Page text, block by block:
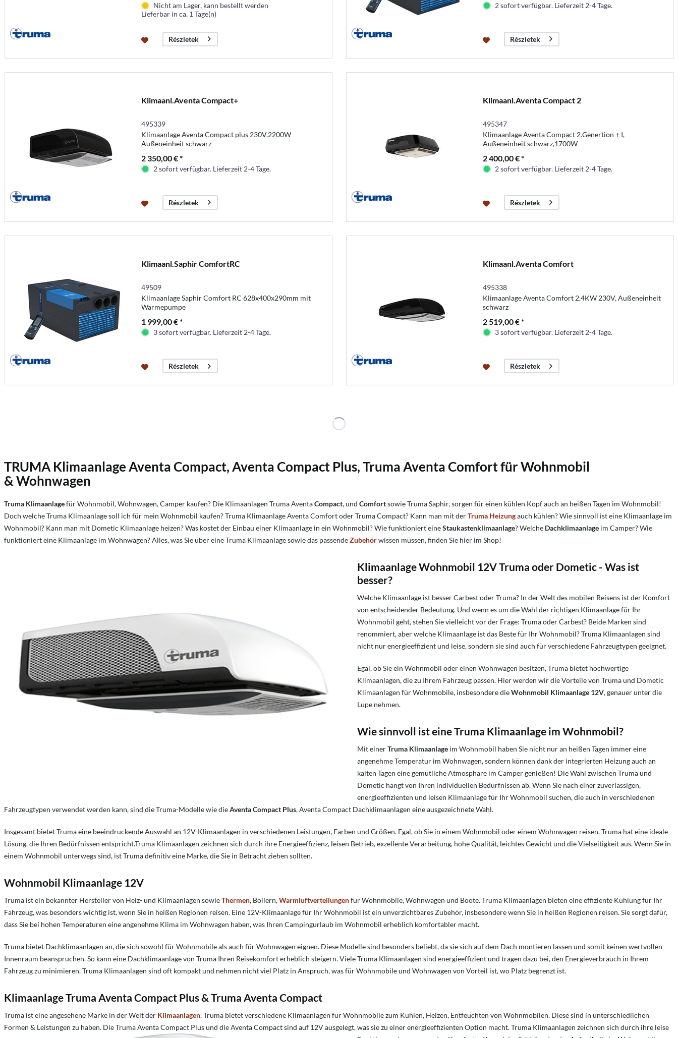
Nicht am Lager, kann bestellt werden
Lieferbar in ca. 1 Tage(n)
Részletek
2 sofort verfügbar. Lieferzeit 2-4 Tage.
Részletek
Klimaanl.Aventa Compact+
495339
Klimaanlage Aventa Compact plus 230V,2200W
Außeneinheit schwarz
2 350,00 € *
2 sofort verfügbar. Lieferzeit 2-4 Tage.
Részletek
Klimaanl.Aventa Compact 2
495347
Klimaanlage Aventa Compact 2.Genertion + I,
Außeneinheit schwarz,1700W
2 400,00 € *
2 sofort verfügbar. Lieferzeit 2-4 Tage.
Részletek
Klimaanl.Saphir ComfortRC
49509
Klimaanlage Saphir Comfort RC 628x400x290mm mit
Wärmepumpe
1 999,00 € *
3 sofort verfügbar. Lieferzeit 2-4 Tage.
Részletek
Klimaanl.Aventa Comfort
495338
Klimaanlage Aventa Comfort 2,4KW 230V, Außeneinheit
schwarz
2 519,00 € *
3 sofort verfügbar. Lieferzeit 2-4 Tage.
Részletek
TRUMA Klimaanlage AventaCompact, Aventa Compact Plus, Truma Aventa Comfortfür Wohnmobil
&Wohnwagen
Truma Klimaanlagefür Wohnmobil, Wohnwagen, Camper kaufen? Die Klimaanlagen Truma AventaCompact, und Comfortsowie Truma Saphir, sorgen für einen kühlen Kopf auch an heißen Tagen im Wohnmobil!
Doch welche Truma Klimaanlage soll ich für mein Wohnmobil kaufen? Truma Klimaanlage Aventa Comfort oder Truma Compact? Kann man mit derTruma Heizungauch kühlen?Wie sinnvoll ist eine Klimaanlage im
Wohnmobil? Kann man mit Dometic Klimaanlage heizen?Was kostet der Einbau einer Klimaanlage in ein Wohnmobil? Wie funktioniert eineStaukastenklimaanlage? Welche Dachklimaanlage im Camper? Wie
funktioniert eine Klimaanlage im Wohnwagen? Alles, was Sie über eine Truma Klimaanlage sowie das passendeZubehörwissen müssen, finden Sie hier im Shop!
Klimaanlage Wohnmobil 12V Truma oder Dometic - Was ist
besser?
Welche Klimaanlage ist besser Carbest oder Truma? In der Welt des mobilen Reisens ist der Komfort
von entscheidender Bedeutung. Und wenn es um die Wahl der richtigen Klimaanlage für Ihr
Wohnmobil geht, stehen Sie vielleicht vor der Frage: Truma oder Carbest? Beide Marken sind
renommiert, aber welche Klimaanlage ist das Beste für Ihr Wohnmobil? Truma Klimaanlagen sind
nicht nur energieeffizient und leise, sondern sie sind auch für verschiedene Fahrzeugtypen geeignet.
Egal, ob Sie ein Wohnmobil oder einen Wohnwagen besitzen, Truma bietet hochwertige
Klimaanlagen, die zu Ihrem Fahrzeug passen. Hier werden wir die Vorteile von Truma und Dometic
Klimaanlagen für Wohnmobile, insbesondere dieWohnmobil Klimaanlage 12V, genauer unter die
Lupe nehmen.
Wie sinnvoll ist eine Truma Klimaanlage im Wohnmobil?
Mit einerTruma Klimaanlage im Wohnmobil haben Sie nicht nur an heißen Tagen immer eine
angenehme Temperatur im Wohnwagen, sondern können dank der integrierten Heizung auch an
kalten Tagen eine gemütliche Atmosphäre im Camper genießen! Die Wahl zwischen Truma und
Dometic hängt von Ihren individuellen Bedürfnissen ab. Wenn Sie nach einer zuverlässigen,
energieeffizienten und leisen Klimaanlage für Ihr Wohnmobil suchen, die auch in verschiedenen
Fahrzeugtypen verwendet werden kann, sind die Truma-Modelle wie dieAventaCompact Plus, Aventa Compact Dachklimaanlagen eine ausgezeichnete Wahl.
Insgesamt bietet Truma eine beeindruckende Auswahl an 12V-Klimaanlagen in verschiedenen Leistungen, Farben und Größen. Egal, ob Sie in einem Wohnmobil oder einem Wohnwagen reisen, Truma hat eine ideale
Lösung, die Ihren Bedürfnissen entspricht.Truma Klimaanlagen zeichnen sich durch ihre Energieeffizienz, leisen Betrieb, exzellente Verarbeitung, hohe Qualität, leichtes Gewicht und die Vielseitigkeit aus. Wenn Sie in
einem Wohnmobil unterwegs sind, ist Truma definitiv eine Marke, die Sie in Betracht ziehen sollten.
Wohnmobil Klimaanlage 12V
Truma ist ein bekannter Hersteller von Heiz- und Klimaanlagen sowieThermen, Boilern,Warmluftverteilungenfür Wohnmobile, Wohnwagen und Boote. Truma Klimaanlagen bieten eine effiziente Kühlung für Ihr
Fahrzeug, was besonders wichtig ist, wenn Sie in heißen Regionen reisen. Eine 12V-Klimaanlage für Ihr Wohnmobil ist ein unverzichtbares Zubehör, insbesondere wenn Sie in heißen Regionen reisen. Sie sorgt dafür,
dass Sie bei hohen Temperaturen eine angenehme Klima im Wohnwagen haben, was Ihren Campingurlaub im Wohnmobil erheblich komfortabler macht.
Truma bietet Dachklimaanlagen an, die sich sowohl für Wohnmobile als auch für Wohnwagen eignen. Diese Modelle sind besonders beliebt, da sie sich auf dem Dach montieren lassen und somit keinen wertvollen
Innenraum beanspruchen. So kann eine Dachklimaanlage von Truma Ihren Reisekomfort erheblich steigern. Viele Truma Klimaanlagen sind energieeffizient und tragen dazu bei, den Energieverbrauch in Ihrem
Fahrzeug zu minimieren. Truma Klimaanlagen sind oft kompakt und nehmen nicht viel Platz in Anspruch, was für Wohnmobile und Wohnwagen von Vorteil ist, wo Platz begrenzt ist.
Klimaanlage Truma Aventa Compact Plus & Truma Aventa Compact
Truma ist eine angesehene Marke in der Welt der Klimaanlagen. Truma bietet verschiedene Klimaanlagen für Wohnmobile zum Kühlen, Heizen, Entfeuchten von Wohnmobilen. Diese sind in unterschiedlichen
Formen & Leistungen zu haben. Die Truma Aventa Compact Plus und die Aventa Compact sind auf 12V ausgelegt, was sie zu einer energieeffizienten Option macht.Truma Klimaanlagen zeichnen sich durch ihre leise